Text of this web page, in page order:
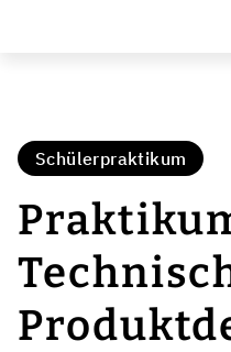
Schülerpraktikum